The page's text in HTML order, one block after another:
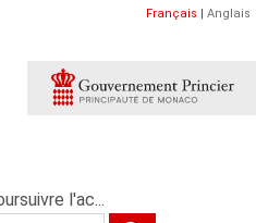
Français | Anglais
l'ac...